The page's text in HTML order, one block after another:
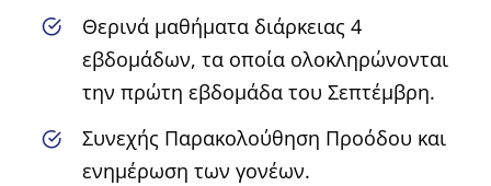
Θερινά μαθήματα διάρκειας 4
εβδομάδων, τα οποία ολοκληρώνονται
την πρώτη εβδομάδα του Σεπτέμβρη.
Συνεχής Παρακολούθηση Προόδου και
ενημέρωση των γονέων.